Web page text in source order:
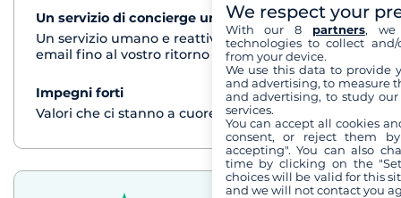
Un servizio di concierge unico
vedi+
Un servizio umano e reattivo per telefono o via
email fino al vostro ritorno dalla crociera
Impegni forti
vedi+
Valori che ci stanno a cuore
We respect your
With our 8 partners, we
technologies to collect
from your device.
We use this data to provide
and advertising, to measure
and advertising, to study
services.
You can accept all cookies
consent, or reject them
accepting". You can also
time by clicking on the
choices will be valid for this
and we will not contact you